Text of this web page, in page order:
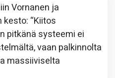
Vornanen ja
kesto: “Kiitos
pitkänä systeemi ei
vaan palkinnolta
massiiviselta